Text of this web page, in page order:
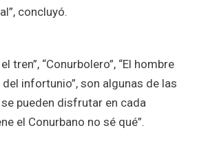
concluyó.
tren”, “Conurbolero”, “El hombre
del infortunio”, son algunas de las
pueden disfrutar en cada
el Conurbano no sé qué”.